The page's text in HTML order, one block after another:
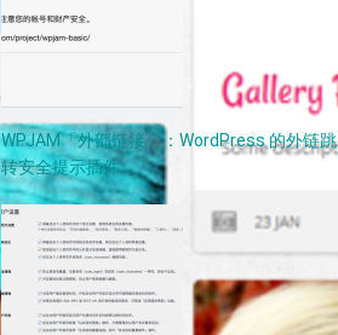
WPJAM「外部链接」：WordPress 的外链跳
转安全提示插件